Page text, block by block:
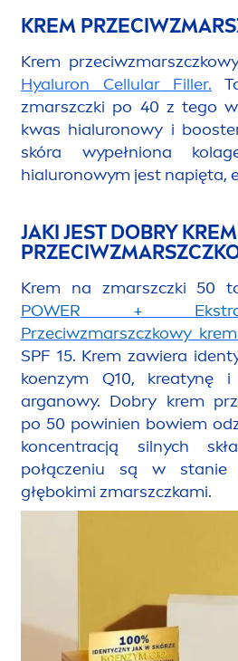
KREM
Krem
Hyaluron
Cellular Filler.
zmarszczki po 40 z tego
kwas hialuronowy i
skóra wypełniona
hialuronowym jest napięta,
JAKI JEST DOBRY KREM
Krem na zmarszczki 50
POWER +
Przeciwzmarszczkowy
SPF 15. Krem zawiera
koenzym Q10, kreatynę
arganowy. Dobry krem
po 50 powinien bowiem
koncentracją silnych
połączeniu są w
głębokimi zmarszczkami.